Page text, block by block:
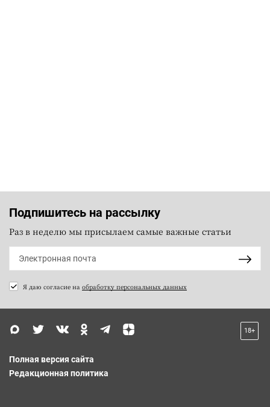
Подпишитесь на рассылку
Раз в неделю мы присылаем самые важные статьи
Я даю согласие на обработку персональных данных
18+
Полная версия сайта
Редакционная политика